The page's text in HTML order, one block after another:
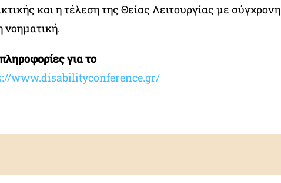
και η τέλεση της Θείας Λειτουργίας με σύγχρονη
για το
www.disabilityconference.gr/